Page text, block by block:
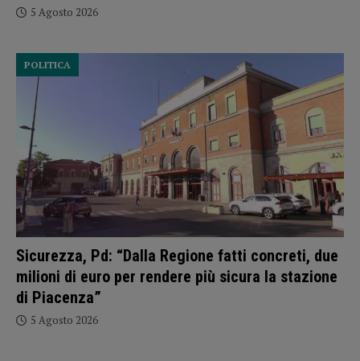
5 Agosto 2026
Sicurezza, Pd: “Dalla Regione fatti concreti, due
milioni di euro per rendere più sicura la stazione
di Piacenza”
POLITICA
5 Agosto 2026